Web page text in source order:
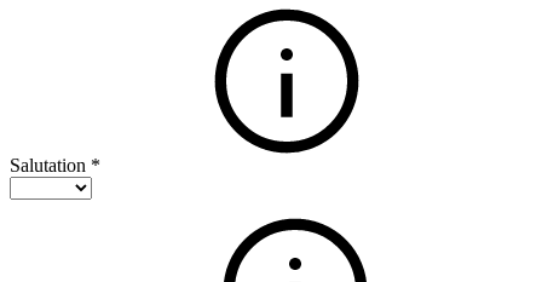
Salutation *